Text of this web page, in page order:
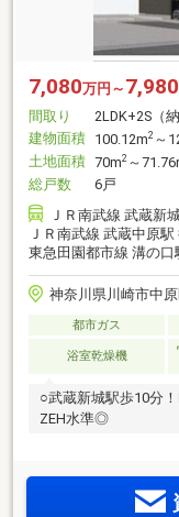
7,080万円～ 7,980
間取り
2LDK+2S（
建物面積 100.12m2 ～
土地面積 70m2 ～
総戸数
6戸
ＪＲ南武線 武蔵新
ＪＲ南武線 武蔵中原
東急田園都市線 溝の
神奈川県川崎市中
都市ガス
浴室乾燥機
○武蔵新城駅歩10分
ZEH水準◎